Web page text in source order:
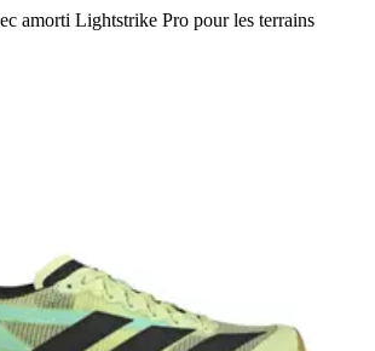
amorti Lightstrike Pro pour les terrains